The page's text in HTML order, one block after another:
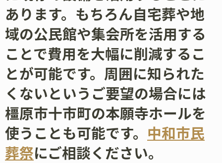
あります。もちろん自宅葬や地
域の公民館や集会所を活用する
ことで費用を大幅に削減するこ
とが可能です。周囲に知られた
くないというご要望の場合には
橿原市十市町の本願寺ホールを
使うことも可能です。 中和市民
葬祭にご相談ください。